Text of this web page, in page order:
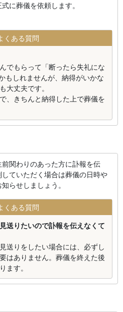
に葬儀を依頼します。
くある質問
でもらって「断ったら失礼にな
もしれませんが、納得がいかな
大丈夫です。
、きちんと納得した上で葬儀を
関わりのあった方に訃報を伝
していただく場合は葬儀の日時や
らせしましょう。
くある質問
送りたいので訃報を伝えなくて
送りをしたい場合には、必ずし
はありません。葬儀を終えた後
ます。